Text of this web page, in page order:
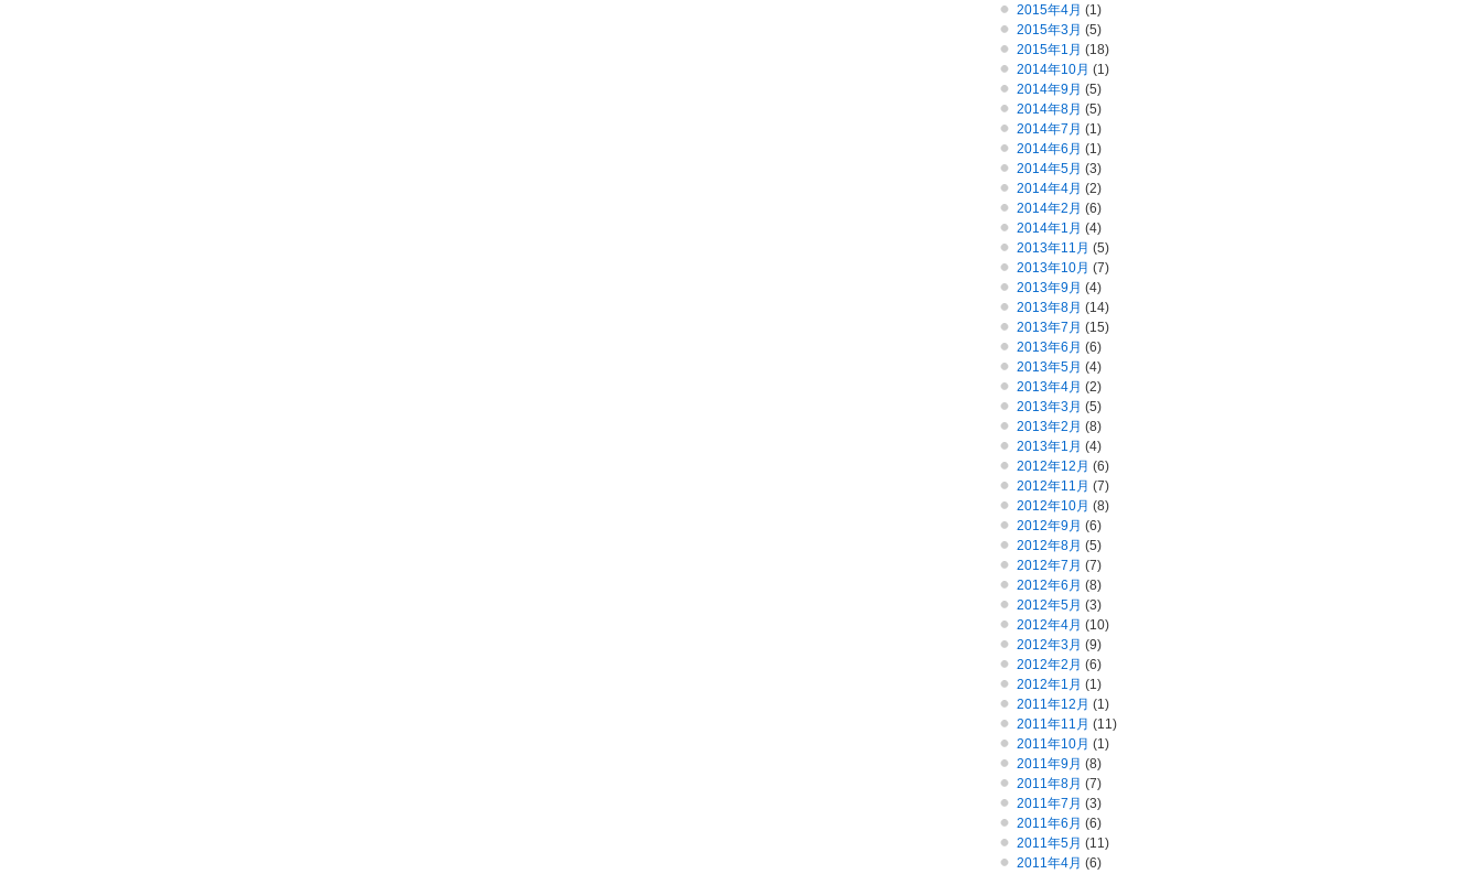
2015年4月 (1)
2015年3月 (5)
2015年1月 (18)
2014年10月 (1)
2014年9月 (5)
2014年8月 (5)
2014年7月 (1)
2014年6月 (1)
2014年5月 (3)
2014年4月 (2)
2014年2月 (6)
2014年1月 (4)
2013年11月 (5)
2013年10月 (7)
2013年9月 (4)
2013年8月 (14)
2013年7月 (15)
2013年6月 (6)
2013年5月 (4)
2013年4月 (2)
2013年3月 (5)
2013年2月 (8)
2013年1月 (4)
2012年12月 (6)
2012年11月 (7)
2012年10月 (8)
2012年9月 (6)
2012年8月 (5)
2012年7月 (7)
2012年6月 (8)
2012年5月 (3)
2012年4月 (10)
2012年3月 (9)
2012年2月 (6)
2012年1月 (1)
2011年12月 (1)
2011年11月 (11)
2011年10月 (1)
2011年9月 (8)
2011年8月 (7)
2011年7月 (3)
2011年6月 (6)
2011年5月 (11)
2011年4月 (6)